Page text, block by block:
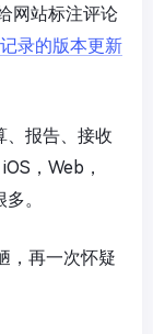
网站标注评论
录的版本更新
、报告、接收
，Web，
。
，再一次怀疑